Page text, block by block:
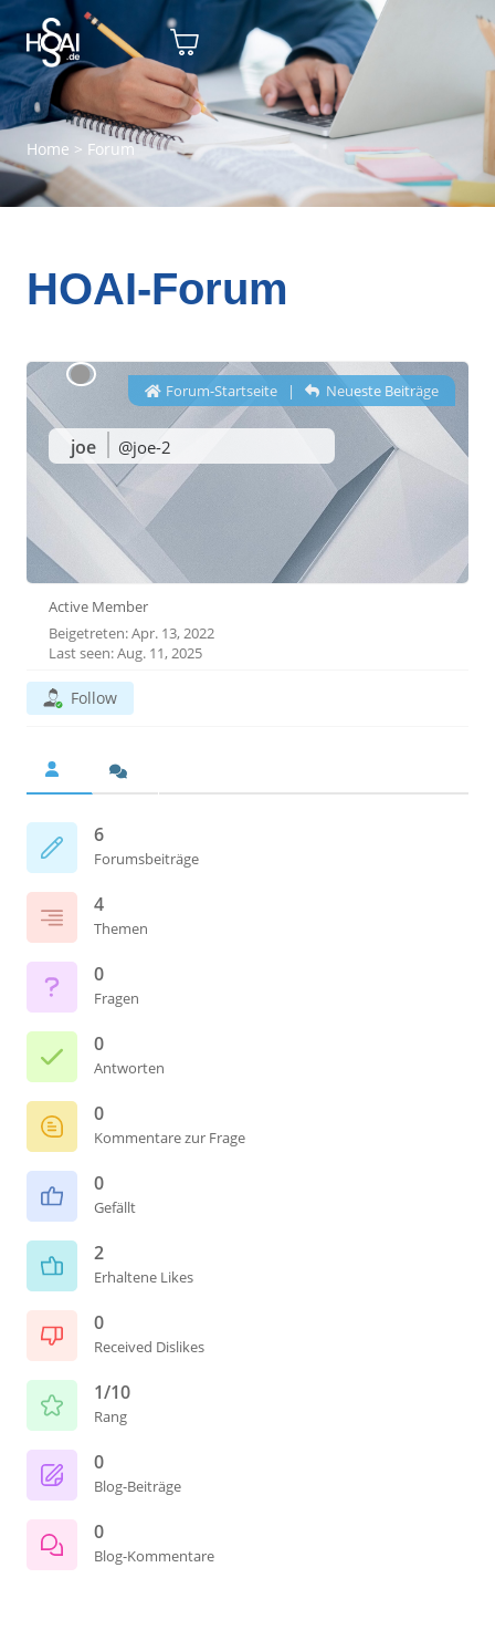
Home > Forum
HOAI-Forum
joe @joe-2
Forum-Startseite| Neueste Beiträge
Active Member
Beigetreten: Apr. 13, 2022
Last seen: Aug. 11, 2025
Follow
6
Forumsbeiträge
4
Themen
0
Fragen
0
Antworten
0
Kommentare zur Frage
0
Gefällt
2
Erhaltene Likes
0
Received Dislikes
1/10
Rang
0
Blog-Beiträge
0
Blog-Kommentare